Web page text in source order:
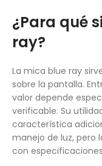
¿Para qué
ray?
La mica blue ray
sobre la pantalla.
valor depende
verificable. Su
característica
manejo de luz, pero
con